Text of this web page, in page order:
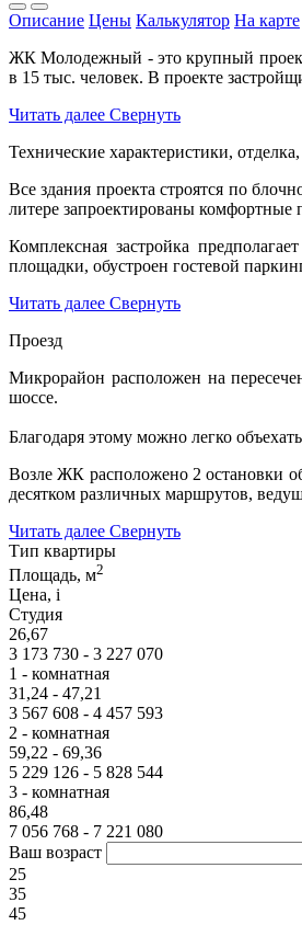
Описание Цены Калькулятор На карте
ЖК Молодежный - это крупный проект
в 15 тыс. человек. В проекте
Читать далее Свернуть
Технические характеристики,
Все здания проекта строятся по
литере запроектированы комфортные
Комплексная застройка
площадки, обустроен гостевой
Читать далее Свернуть
Проезд
Микрорайон расположен на
шоссе.
Благодаря этому можно легко
Возле ЖК расположено 2 остановки
десятком различных маршрутов,
Читать далее Свернуть
Тип квартиры
Площадь, м2
Цена, i
Студия
26,67
3 173 730 - 3 227 070
1 - комнатная
31,24 - 47,21
3 567 608 - 4 457 593
2 - комнатная
59,22 - 69,36
5 229 126 - 5 828 544
3 - комнатная
86,48
7 056 768 - 7 221 080
Ваш возраст
25
35
45